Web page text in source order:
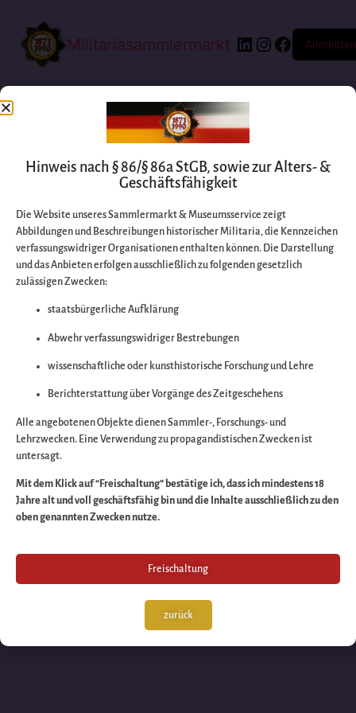
Militariasammlermarkt Anmelden
Entschuldigen Sie
bitte die
Wir arbeiten an
großartigen Sache
schauen Sie bald
wieder vorbei!
Hinweis nach § 86/§ 86a StGB, sowie zur Alters- &
Geschäftsfähigkeit
Die Website unseres Sammlermarkt & Museumsservice zeigt
Abbildungen und Beschreibungen historischer Militaria, die Kennzeichen
verfassungswidriger Organisationen enthalten können. Die Darstellung
und das Anbieten erfolgen ausschließlich zu folgenden gesetzlich
zulässigen Zwecken:
staatsbürgerliche Aufklärung
Abwehr verfassungswidriger Bestrebungen
wissenschaftliche oder kunsthistorische Forschung und Lehre
Berichterstattung über Vorgänge des Zeitgeschehens
Alle angebotenen Objekte dienen Sammler-, Forschungs- und
Lehrzwecken. Eine Verwendung zu propagandistischen Zwecken ist
untersagt.
Mit dem Klick auf “Freischaltung” bestätige ich, dass ich mindestens 18
Jahre alt und voll geschäftsfähig bin und die Inhalte ausschließlich zu den
oben genannten Zwecken nutze.
Freischaltung
zurück